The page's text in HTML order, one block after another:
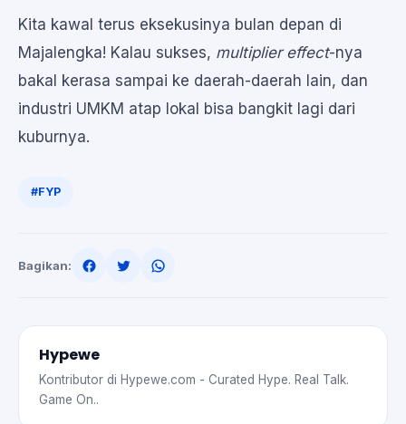
Kita kawal terus eksekusinya bulan depan di
Majalengka! Kalau sukses, multiplier effect-nya
bakal kerasa sampai ke daerah-daerah lain, dan
industri UMKM atap lokal bisa bangkit lagi dari
kuburnya.
#FYP
Bagikan:
Hypewe
Kontributor di Hypewe.com - Curated Hype. Real Talk.
Game On..